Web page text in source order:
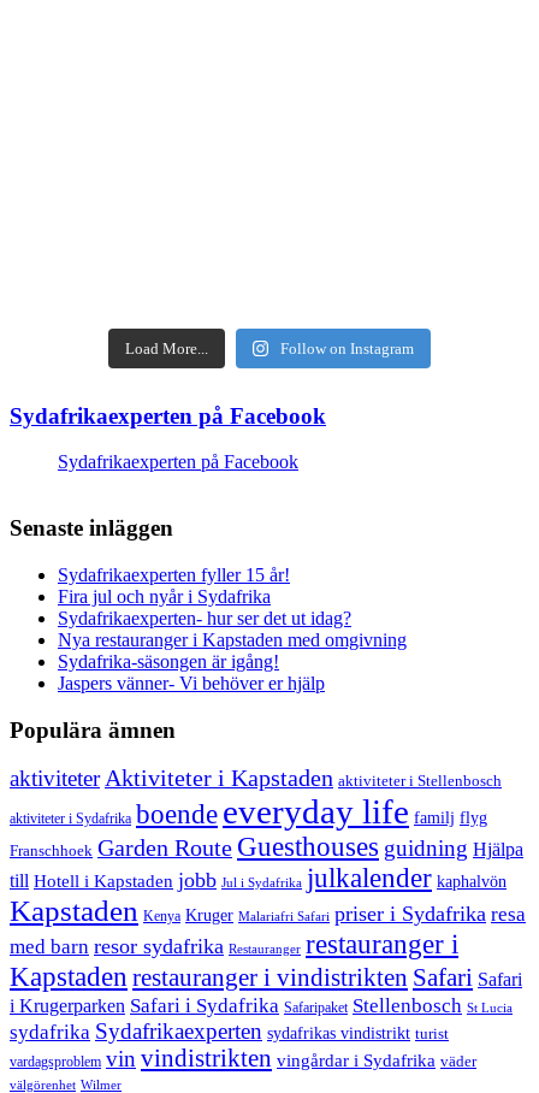
Load More... Follow on Instagram
Sydafrikaexperten på Facebook
Sydafrikaexperten på Facebook
Senaste inläggen
Sydafrikaexperten fyller 15 år!
Fira jul och nyår i Sydafrika
Sydafrikaexperten- hur ser det ut idag?
Nya restauranger i Kapstaden med omgivning
Sydafrika-säsongen är igång!
Jaspers vänner- Vi behöver er hjälp
Populära ämnen
aktiviteterAktiviteter i Kapstaden aktiviteter i Stellenbosch
aktiviteter i Sydafrika boende everyday life familj flyg
Franschhoek Garden Route Guesthouses guidning Hjälpa
till Hotell i Kapstaden jobb Jul i Sydafrika julkalender kaphalvön
Kapstaden Kenya Kruger Malariafri Safari priser i Sydafrika resa
med barn resor sydafrika Restauranger restauranger i
Kapstaden restauranger i vindistrikten Safari Safari
i Krugerparken Safari i Sydafrika Safaripaket Stellenbosch St Lucia
sydafrika Sydafrikaexperten sydafrikas vindistrikt turist
vardagsproblem vinvindistrikten vingårdar i Sydafrika väder
välgörenhet Wilmer